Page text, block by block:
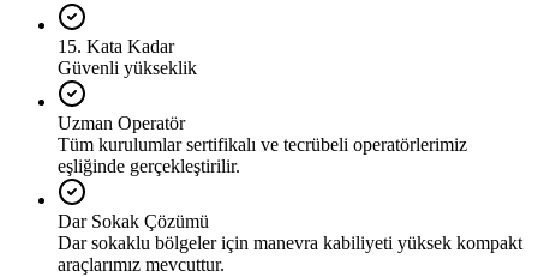
15. Kata Kadar
Güvenli yükseklik
Uzman Operatör
Tüm kurulumlar sertifikalı ve tecrübeli operatörlerimiz
eşliğinde gerçekleştirilir.
Dar Sokak Çözümü
Dar sokaklu bölgeler için manevra kabiliyeti yüksek kompakt
araçlarımız mevcuttur.